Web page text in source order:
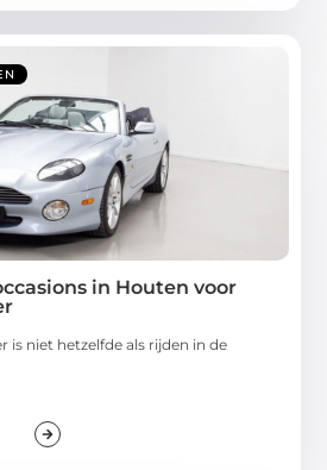
in Houten voor
is niet hetzelfde als rijden in de